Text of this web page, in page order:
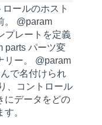
ールのホスト
。 @param
プレートを定義
parts パーツ変
リー。 @param
で名付けられ
、コントロール
にデータをどの
。